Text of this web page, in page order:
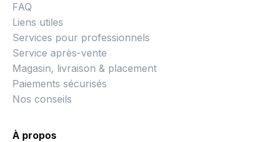
FAQ
Liens utiles
Services pour professionnels
Service après-vente
Magasin, livraison & placement
Paiements sécurisés
Nos conseils
À propos